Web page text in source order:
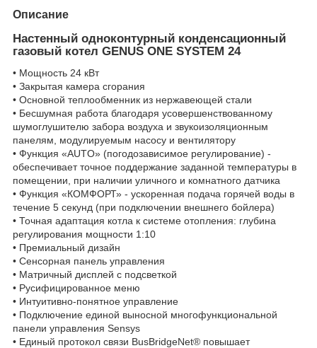
Описание
Настенный одноконтурный конденсационный
газовый котел GENUS ONE SYSTEM 24
• Мощность 24 кВт
• Закрытая камера сгорания
• Основной теплообменник из нержавеющей стали
• Бесшумная работа благодаря усовершенствованному
шумоглушителю забора воздуха и звукоизоляционным
панелям, модулируемым насосу и вентилятору
• Функция «AUTO» (погодозависимое регулирование) -
обеспечивает точное поддержание заданной температуры в
помещении, при наличии уличного и комнатного датчика
• Функция «КОМФОРТ» - ускоренная подача горячей воды в
течение 5 секунд (при подключении внешнего бойлера)
• Точная адаптация котла к системе отопления: глубина
регулирования мощности 1:10
• Премиальный дизайн
• Сенсорная панель управления
• Матричный дисплей с подсветкой
• Русифицированное меню
• Интуитивно-понятное управление
• Подключение единой выносной многофункциональной
панели управления Sensys
• Единый протокол связи BusBridgeNet® повышает